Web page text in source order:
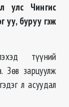
улс Чингис
уу, буруу гэж
түүний
Зөв зарцуулж
л асуудал